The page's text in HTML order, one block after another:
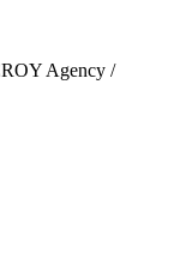
Agency /